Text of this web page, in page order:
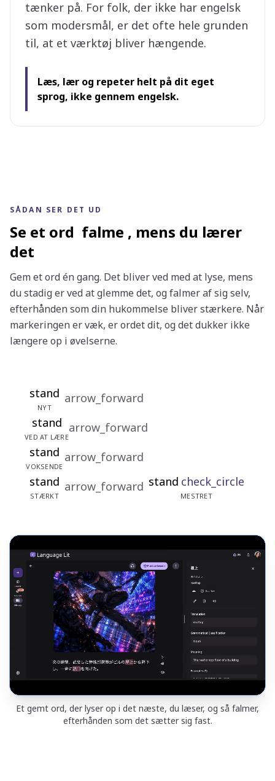
tænker på. For folk, der ikke har engelsk
som modersmål, er det ofte hele grunden
til, at et værktøj bliver hængende.
Læs, lær og repeter helt på dit eget
sprog, ikke gennem engelsk.
SÅDAN SER DET UD
Se et ord falme , mens du lærer
det
Gem et ord én gang. Det bliver ved med at lyse, mens
du stadig er ved at glemme det, og falmer af sig selv,
efterhånden som din hukommelse bliver stærkere. Når
markeringen er væk, er ordet dit, og det dukker ikke
længere op i øvelserne.
stand
NYT
arrow_forward
stand
VED AT LÆRE
arrow_forward
stand
VOKSENDE
arrow_forward
stand
STÆRKT
arrow_forward stand check_circle
MESTRET
Et gemt ord, der lyser op i det næste, du læser, og så falmer,
efterhånden som det sætter sig fast.